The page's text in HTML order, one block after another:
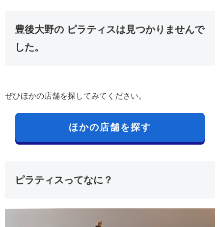
豊後大野の ピラティスは見つかりませんで
した。
ぜひほかの店舗を探してみてください。
ほかの店舗を探す
ピラティスってなに？